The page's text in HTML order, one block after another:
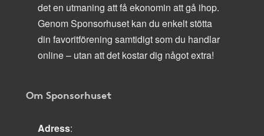
det en utmaning att få ekonomin att gå ihop.
Genom Sponsorhuset kan du enkelt stötta
din favoritförening samtidigt som du handlar
online – utan att det kostar dig något extra!
Om Sponsorhuset
Adress: